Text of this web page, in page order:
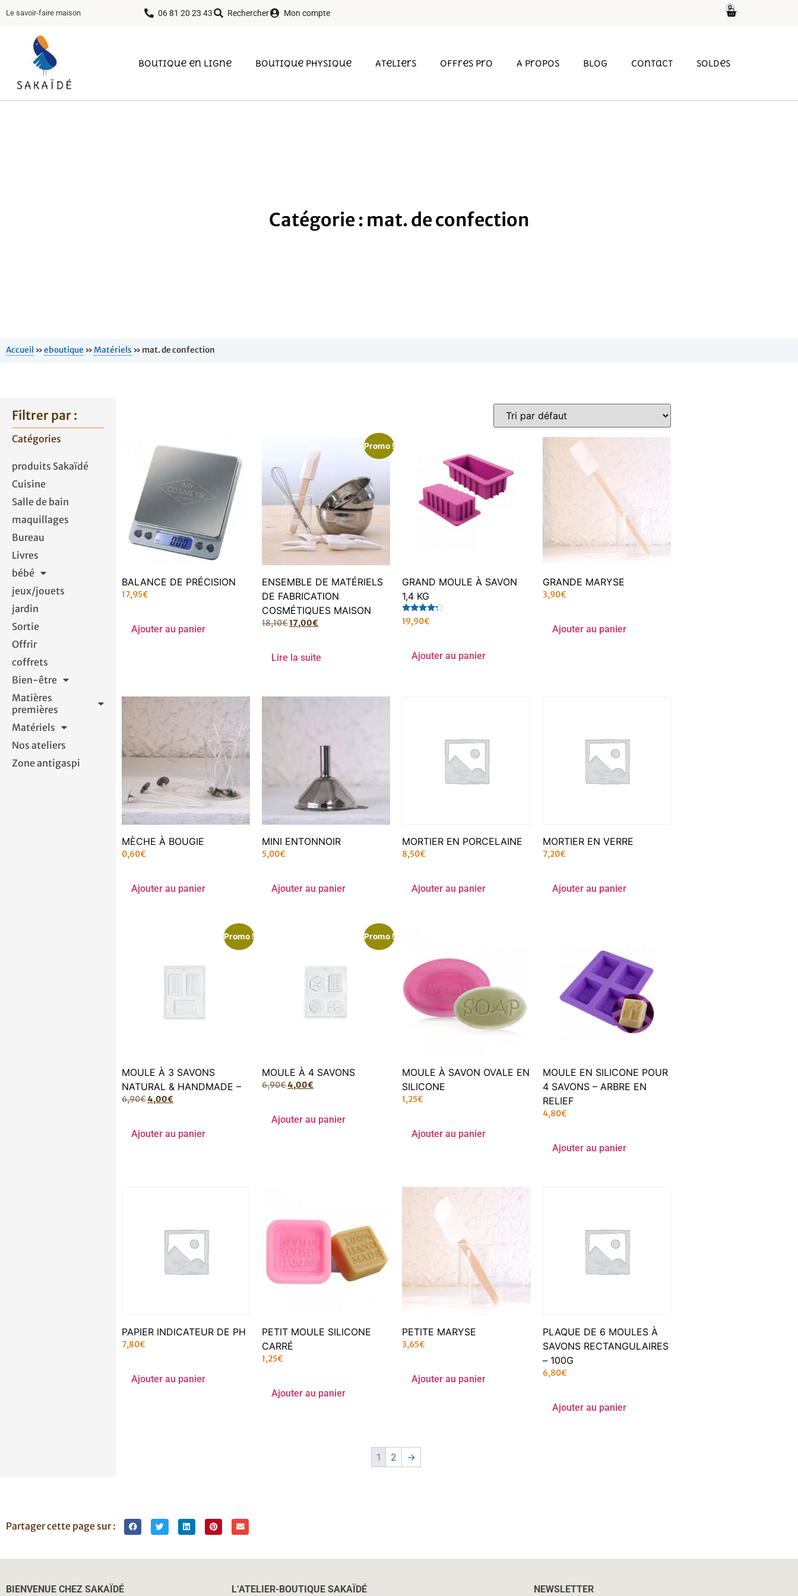
Le savoir-faire maison 06 81 20 23 43 Rechercher Mon compte
0
Boutique en ligne Boutique physique Ateliers Offres pro A propos Blog Contact soldes
Catégorie : mat. de confection
Accueil »eboutique »Matériels » mat. de confection
Filtrer par :
Catégories
produits Sakaïdé
Cuisine
Salle de bain
maquillages
Bureau
Livres
bébé
jeux/jouets
jardin
Sortie
Offrir
coffrets
Bien-être
Matières
premières
Matériels
Nos ateliers
Zone antigaspi
BALANCE DE PRÉCISION
17,95€
Ajouter au panier
Promo !
ENSEMBLE DE MATÉRIELS
DE FABRICATION
COSMÉTIQUES MAISON
18,10€17,00€
Lire la suite
GRAND MOULE À SAVON
1,4 KG
Note
4.00
19,90€
Ajouter au panier
GRANDE MARYSE
3,90€
Ajouter au panier
MÈCHE À BOUGIE
0,60€
Ajouter au panier
MINI ENTONNOIR
5,00€
Ajouter au panier
MORTIER EN PORCELAINE
8,50€
Ajouter au panier
MORTIER EN VERRE
7,20€
Ajouter au panier
Promo !
MOULE À 3 SAVONS
NATURAL & HANDMADE –
6,90€4,00€
Ajouter au panier
Promo !
MOULE À 4 SAVONS
6,90€4,00€
Ajouter au panier
MOULE À SAVON OVALE EN
SILICONE
1,25€
Ajouter au panier
MOULE EN SILICONE POUR
4 SAVONS – ARBRE EN
RELIEF
4,80€
Ajouter au panier
PAPIER INDICATEUR DE PH
7,80€
Ajouter au panier
PETIT MOULE SILICONE
CARRÉ
1,25€
Ajouter au panier
PETITE MARYSE
3,65€
Ajouter au panier
PLAQUE DE 6 MOULES À
SAVONS RECTANGULAIRES
– 100G
6,80€
Ajouter au panier
1 2 →
Partager cette page sur :
BIENVENUE CHEZ SAKAÏDÉ L’ATELIER-BOUTIQUE SAKAÏDÉ NEWSLETTER